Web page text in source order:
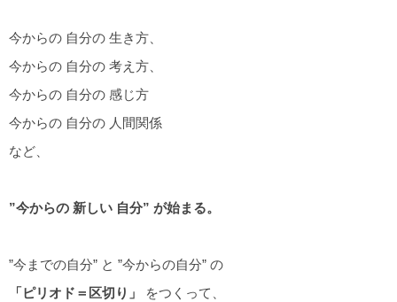
今からの 自分の 生き方、
今からの 自分の 考え方、
今からの 自分の 感じ方
今からの 自分の 人間関係
など、
”今からの 新しい 自分” が始まる。
”今までの自分” と ”今からの自分” の
「ピリオド＝区切り」
をつくって、